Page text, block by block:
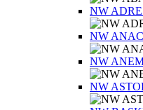
NW
NW
NW
NW